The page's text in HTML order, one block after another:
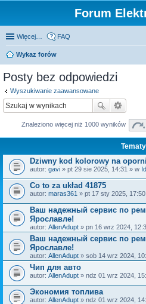
Forum
Więcej… FAQ
Wykaz forów
Posty bez odpowiedzi
Wyszukiwanie zaawansowane
Znaleziono więcej niż 1000 wyników
Tematy
Dziwny kod kolorowy na
autor: gavi » pt 29 sie 2025, 14:31 » w
Co to za układ 41875
autor: maras361 » pt 17 sty 2025,
Ваш надежный сервис по
Ярославле!
autor: AllenAdupt » pn 16 wrz 2024,
Ваш надежный сервис по
Ярославле!
autor: AllenAdupt » sob 14 wrz 2024,
Чип для авто
autor: AllenAdupt » ndz 01 wrz 2024,
Экономия топлива
autor: AllenAdupt » ndz 01 wrz 2024,